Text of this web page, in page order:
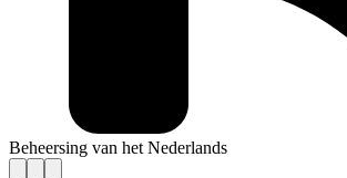
Beheersing van het Nederlands